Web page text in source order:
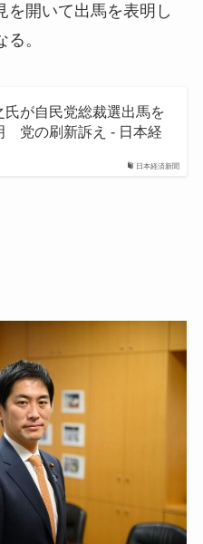
を開いて出馬を表明し
。
日本経済新聞
氏が自民党総裁選出馬を
党の刷新訴え - 日本経